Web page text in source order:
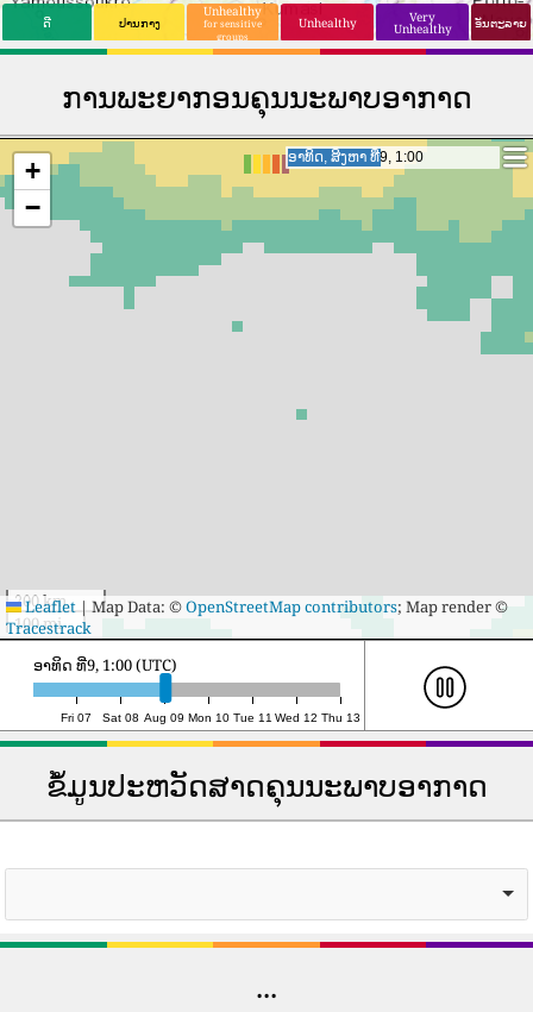
ດີ ປານກາງ
Unhealthy
for sensitive
groups
Unhealthy Very
Unhealthy ອັນຕະລາຍ
ການພະຍາກອນຄຸນນະພາບອາກາດ
ອາທິດ, ສິງຫາ ທີ່9, 22:00
ອາທິດ, ສິງຫາ ທີ່9, 22:00
+
−
200 km
100 mi
Leaflet|Map Data: ©OpenStreetMap contributors; Map render ©
Tracestrack
Fri 07 Sat 08 Aug 09 Mon 10 Tue 11 Wed 12 Thu 13
ອາທິດ ທີ່9, 22:00 (UTC)
ຂໍ້ມູນປະຫວັດສາດຄຸນນະພາບອາກາດ
...